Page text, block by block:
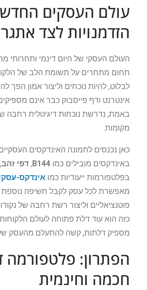
עולם העסקים
הזדמנויות לצד
העולם העסקי של היום דינמי ותחרותי
תחום מתחרים על תשומת הלב של
לבלוט, להיות נוכחים וליצור אמון הפך
אינטרנט ודף פייסבוק כבר אינם
באמת, נדרשת נוכחות דיגיטלית רחבה
מקומות.
כאן נכנסים לתמונה האינדקסים
באינדקסים מובילים כמו B144
, דפי זהב,
בפלטפורמות ייעודיות כמו אינדקס-
מאפשרת לכל עסק לקבל חשיפה נוספת
פוטנציאליים וליצור רשת רחבה של
כזה הוא עוד דלת פתוחה לעולם
מספיק דלתות, קשה להתעלם מהעסק
הפתרון: פלטפורמה
חכמה וחינמית